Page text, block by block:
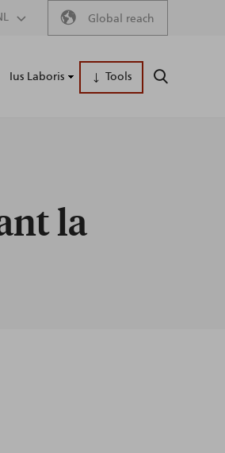
Global reach
Main
Ius Laboris Tools ZOEKEN
la